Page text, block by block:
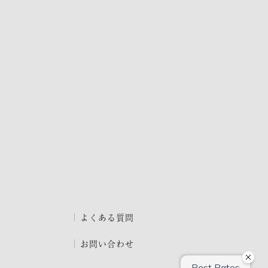
よくある質問
お問い合わせ